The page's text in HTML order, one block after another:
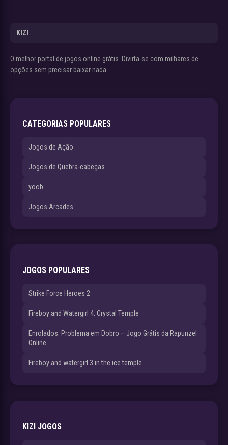
KIZI
O melhor portal de jogos online grátis. Divirta-se com milhares de
opções sem precisar baixar nada.
CATEGORIAS POPULARES
Jogos de Ação
Jogos de Quebra-cabeças
yoob
Jogos Arcades
JOGOS POPULARES
Strike Force Heroes 2
Fireboy and Watergirl 4: Crystal Temple
Enrolados: Problema em Dobro – Jogo Grátis da Rapunzel
Online
Fireboy and watergirl 3 in the ice temple
KIZI JOGOS